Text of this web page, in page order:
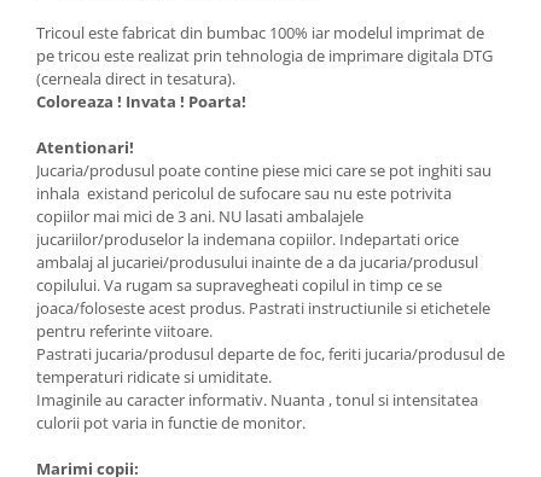
Tricoul este fabricat din bumbac 100% iar modelul imprimat de
pe tricou este realizat prin tehnologia de imprimare digitala DTG
(cerneala direct in tesatura).
Coloreaza ! Invata ! Poarta!
Atentionari!
Jucaria/produsul poate contine piese mici care se pot inghiti sau
inhala existand pericolul de sufocare sau nu este potrivita
copiilor mai mici de 3 ani. NU lasati ambalajele
jucariilor/produselor la indemana copiilor. Indepartati orice
ambalaj al jucariei/produsului inainte de a da jucaria/produsul
copilului. Va rugam sa supravegheati copilul in timp ce se
joaca/foloseste acest produs. Pastrati instructiunile si etichetele
pentru referinte viitoare.
Pastrati jucaria/produsul departe de foc, feriti jucaria/produsul de
temperaturi ridicate si umiditate.
Imaginile au caracter informativ. Nuanta , tonul si intensitatea
culorii pot varia in functie de monitor.
Marimi copii: